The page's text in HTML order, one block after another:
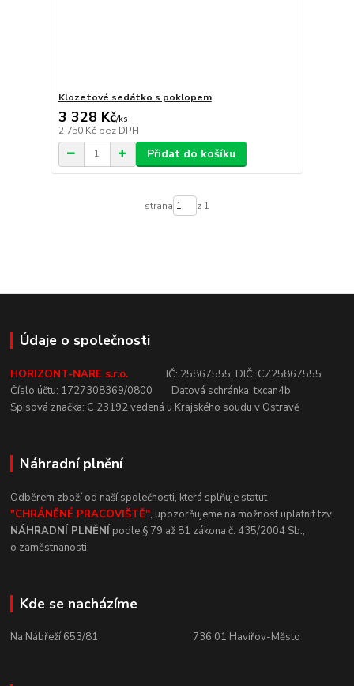
Klozetové sedátko s poklopem
3 328 Kč/ks
2 750 Kč bez DPH
Přidat do košíku
strana z 1
Údaje o společnosti
HORIZONT-NARE s.r.o. IČ: 25867555, DIČ: CZ25867555
Číslo účtu: 1727308369/0800 Datová schránka: txcan4b
Spisová značka: C 23192vedená u Krajského soudu v Ostravě
Náhradní plnění
Odběrem zboží od naší společnosti, která splňuje statut
"CHRÁNĚNÉ PRACOVIŠTĚ", upozorňujeme na možnost uplatnit tzv.
NÁHRADNÍ PLNĚNÍ podle § 79 až 81 zákona č. 435/2004 Sb.,
o zaměstnanosti.
Kde se nacházíme
Na Nábřeží 653/81 736 01 Havířov-Město